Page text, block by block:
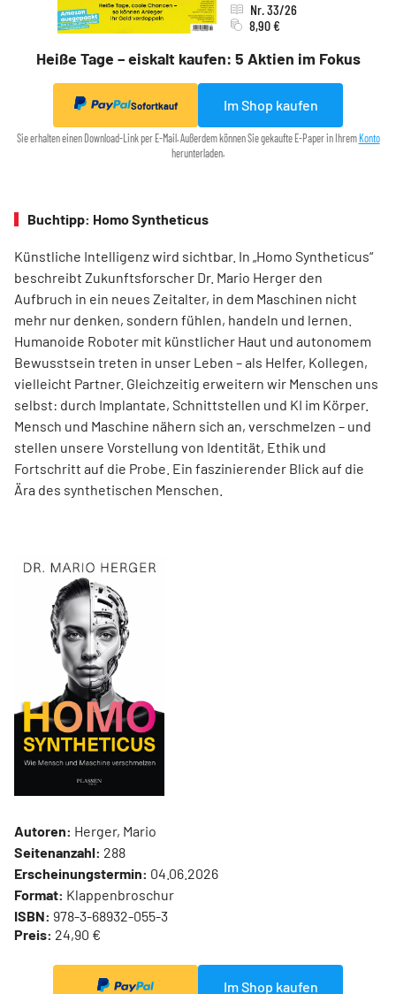
Heiße Tage – eiskalt kaufen: 5 Aktien im Fokus
Nr. 33/26
8,90 €
Sofortkauf Im Shop kaufen
Sie erhalten einen Download-Link per E-Mail. Außerdem können Sie gekaufte E-Paper in Ihrem Konto
herunterladen.
Buchtipp: Homo Syntheticus
Künstliche Intelligenz wird sichtbar. In „Homo Syntheticus“
beschreibt Zukunftsforscher Dr. Mario Herger den
Aufbruch in ein neues Zeitalter, in dem Maschinen nicht
mehr nur denken, sondern fühlen, handeln und lernen.
Humanoide Roboter mit künstlicher Haut und autonomem
Bewusstsein treten in unser Leben – als Helfer, Kollegen,
vielleicht Partner. Gleichzeitig erweitern wir Menschen uns
selbst: durch Implantate, Schnittstellen und KI im Körper.
Mensch und Maschine nähern sich an, verschmelzen – und
stellen unsere Vorstellung von Identität, Ethik und
Fortschritt auf die Probe. Ein faszinierender Blick auf die
Ära des synthetischen Menschen.
Autoren: Herger, Mario
Seitenanzahl: 288
Erscheinungstermin: 04.06.2026
Format: Klappenbroschur
ISBN: 978-3-68932-055-3
Preis: 24,90 €
Im Shop kaufen